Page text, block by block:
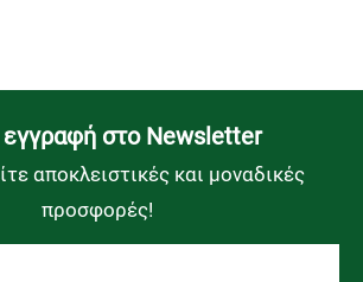
εγγραφή στο Newsletter
αποκλειστικές και μοναδικές
προσφορές!